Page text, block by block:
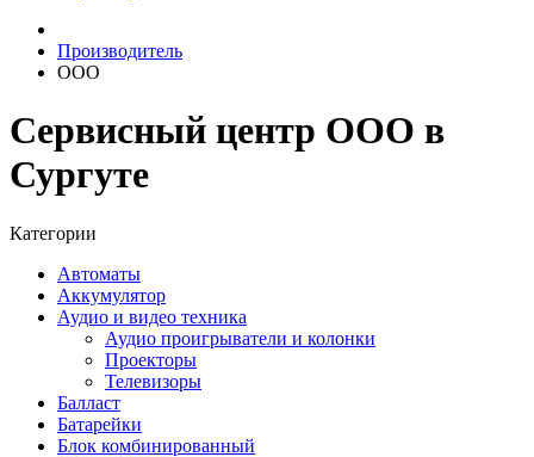
Производитель
ООО
Сервисный центр ООО в
Сургуте
Категории
Автоматы
Аккумулятор
Аудио и видео техника
Аудио проигрыватели и колонки
Проекторы
Телевизоры
Балласт
Батарейки
Блок комбинированный